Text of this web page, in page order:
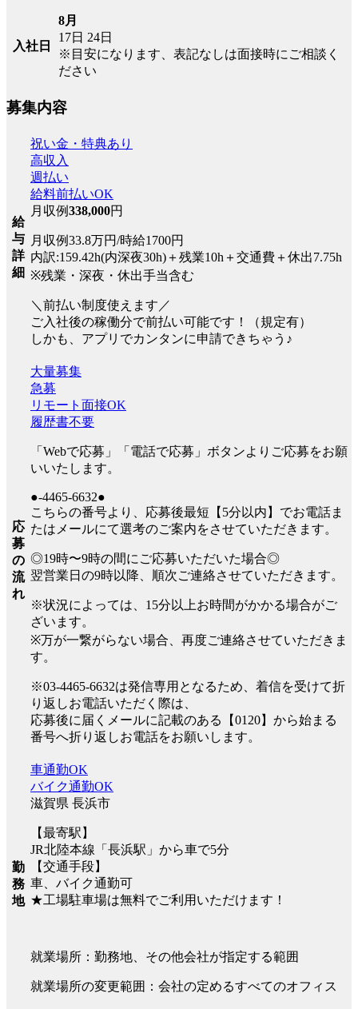
入社日
8月
17日 24日
※目安になります、表記なしは面接時にご相談く
ださい
募集内容
給
与
詳
細
祝い金・特典あり
高収入
週払い
給料前払いOK
月収例338,000円
月収例33.8万円/時給1700円
内訳:159.42h(内深夜30h)＋残業10h＋交通費＋休出7.75h
※残業・深夜・休出手当含む
＼前払い制度使えます／
ご入社後の稼働分で前払い可能です！（規定有）
しかも、アプリでカンタンに申請できちゃう♪
応
募
の
流
れ
大量募集
急募
リモート面接OK
履歴書不要
「Webで応募」「電話で応募」ボタンよりご応募をお願
いいたします。
●-4465-6632●
こちらの番号より、応募後最短【5分以内】でお電話ま
たはメールにて選考のご案内をさせていただきます。
◎19時〜9時の間にご応募いただいた場合◎
翌営業日の9時以降、順次ご連絡させていただきます。
※状況によっては、15分以上お時間がかかる場合がご
ざいます。
※万が一繋がらない場合、再度ご連絡させていただきま
す。
※03-4465-6632は発信専用となるため、着信を受けて折
り返しお電話いただく際は、
応募後に届くメールに記載のある【0120】から始まる
番号へ折り返しお電話をお願いします。
勤
務
地
車通勤OK
バイク通勤OK
滋賀県 長浜市
【最寄駅】
JR北陸本線「長浜駅」から車で5分
【交通手段】
車、バイク通勤可
★工場駐車場は無料でご利用いただけます！
就業場所：勤務地、その他会社が指定する範囲
就業場所の変更範囲：会社の定めるすべてのオフィス